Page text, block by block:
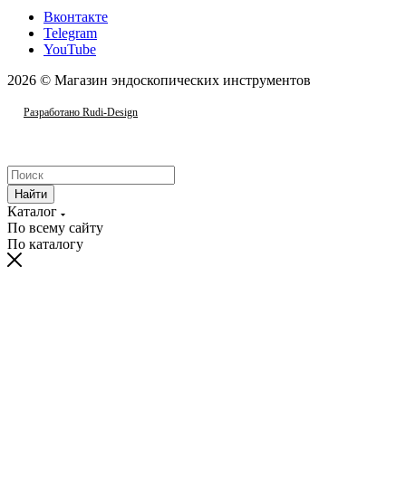
Вконтакте
Telegram
YouTube
2026 © Магазин эндоскопических инструментов
Разработано Rudi-Design
Найти
Каталог
По всему сайту
По каталогу